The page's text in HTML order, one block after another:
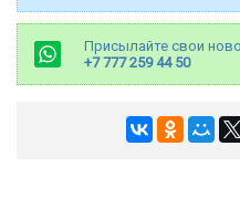
Присылайте свои
+7 777 259 44 50